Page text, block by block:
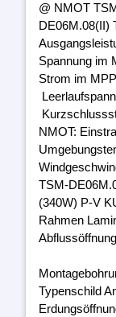
@ NMOT
DE06M.08(II)
Spannung im
Strom im
NMOT:
TSM-
(340W) P-V
Rahmen
Typenschild